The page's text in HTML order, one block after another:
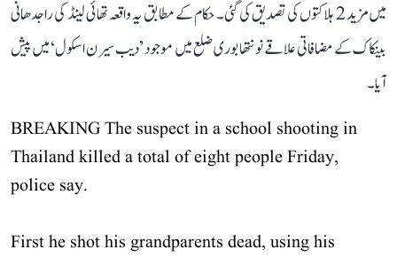
میں مزید 2 ہلاکتوں کی تصدیق کی گئی۔ حکام کے مطابق یہ واقعہ تھائی لینڈ کی راجدھانی
بینکاک کے مضافاتی علاقے نونتھابوری ضلع میں موجود ’دیب سیرن اسکول‘ میں پیش
آیا۔
BREAKING The suspect in a school shooting in
Thailand killed a total of eight people Friday,
police say.
First he shot his grandparents dead, using his